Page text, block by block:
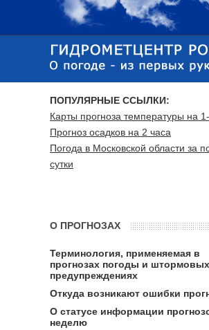
ПОПУЛЯРНЫЕ ССЫЛКИ:
Карты прогноза температуры на
Прогноз осадков на 2 часа
Погода в Московской области за
сутки
О ПРОГНОЗАХ
Терминология, применяемая в
прогнозах погоды и штормовых
предупреждениях
Откуда возникают ошибки
О статусе информации
неделю